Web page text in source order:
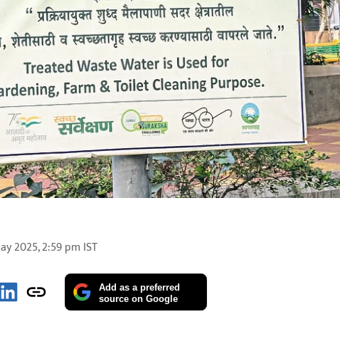
2025, 2:59 pm IST
Add as a preferred
source on Google